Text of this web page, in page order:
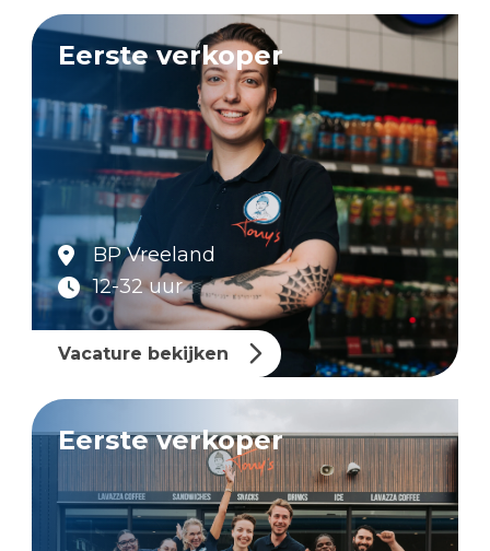
Eerste verkoper
BP Vreeland
12-32 uur
Vacature bekijken
Eerste verkoper